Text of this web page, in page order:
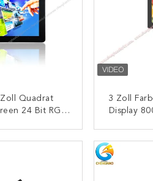
Quadrat
24 Bit RGB
KONTAKT
3 Zoll
Display